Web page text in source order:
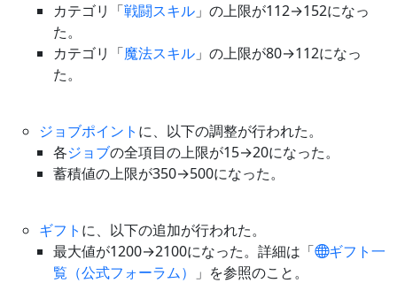
カテゴリ「戦闘スキル 」の上限が112→152になっ
た。
カテゴリ「魔法スキル 」の上限が80→112になっ
た。
ジョブポイント に、以下の調整が行われた。
各ジョブの全項目の上限が15→20になった。
蓄積値の上限が350→500になった。
ギフト に、以下の追加が行われた。
最大値が1200→2100になった。詳細は「
ギフト一
覧（公式フォーラム）
」を参照のこと。